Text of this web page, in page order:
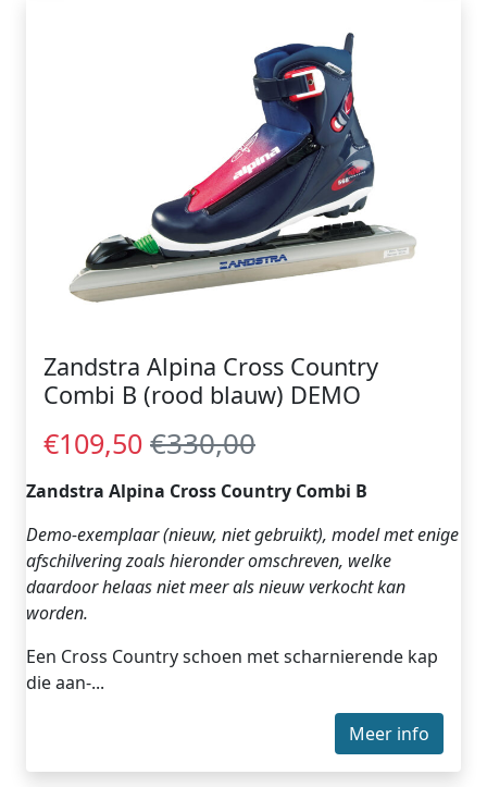
Zandstra Alpina Cross Country
Combi B (rood blauw) DEMO
€109,50 €330,00
Zandstra Alpina Cross Country Combi B
Demo-exemplaar (nieuw, niet gebruikt), model met enige
afschilvering zoals hieronder omschreven, welke
daardoor helaas niet meer als nieuw verkocht kan
worden.
Een Cross Country schoen met scharnierende kap
die aan-...
Meer info